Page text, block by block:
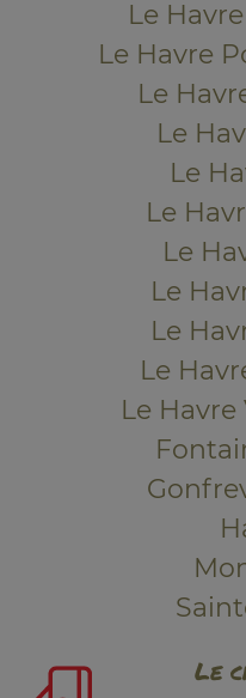
Le
Le Havre
Le
Le
Le
Le
Le
Le
Le
Le
Le
Le